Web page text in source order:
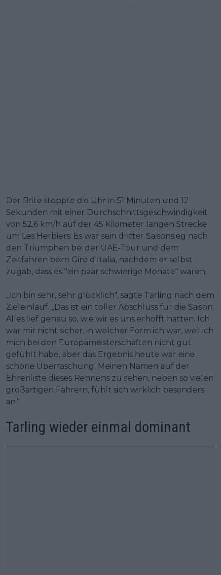
Der Brite stoppte die Uhr in 51 Minuten und 12
Sekunden mit einer Durchschnittsgeschwindigkeit
von 52,6 km/h auf der 45 Kilometer langen Strecke
um Les Herbiers. Es war sein dritter Saisonsieg nach
den Triumphen bei der UAE-Tour und dem
Zeitfahren beim Giro d'Italia, nachdem er selbst
zugab, dass es "ein paar schwierige Monate" waren.
„Ich bin sehr, sehr glücklich", sagte Tarling nach dem
Zieleinlauf. „Das ist ein toller Abschluss für die Saison.
Alles lief genau so, wie wir es uns erhofft hatten. Ich
war mir nicht sicher, in welcher Form ich war, weil ich
mich bei den Europameisterschaften nicht gut
gefühlt habe, aber das Ergebnis heute war eine
schöne Überraschung. Meinen Namen auf der
Ehrenliste dieses Rennens zu sehen, neben so vielen
großartigen Fahrern, fühlt sich wirklich besonders
an."
Tarling wieder einmal dominant